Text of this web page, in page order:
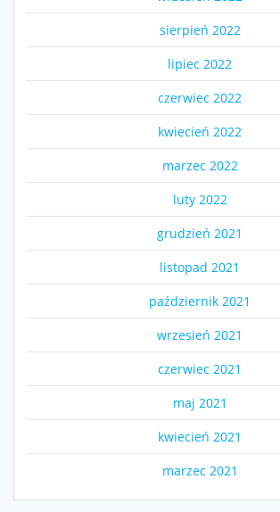
sierpień 2022
lipiec 2022
czerwiec 2022
kwiecień 2022
marzec 2022
luty 2022
grudzień 2021
listopad 2021
październik 2021
wrzesień 2021
czerwiec 2021
maj 2021
kwiecień 2021
marzec 2021